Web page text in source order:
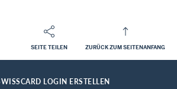
SEITE TEILEN ZURÜCK ZUM SEITENANFANG
LOGIN ERSTELLEN